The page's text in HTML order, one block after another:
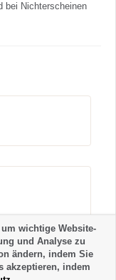
bei Nichterscheinen
wichtige Website-
und Analyse zu
ändern, indem Sie
akzeptieren, indem